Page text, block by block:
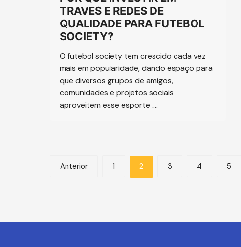
TRAVES E REDES DE
QUALIDADE PARA FUTEBOL
SOCIETY?
O futebol society tem crescido cada vez
mais em popularidade, dando espaço para
que diversos grupos de amigos,
comunidades e projetos sociais
aproveitem esse esporte ….
Paginação
Anterior 1 2 3 4 5